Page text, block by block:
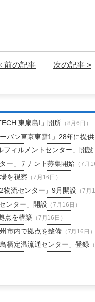
前の記事 次の記事 >
東扇島I」開所（8月6日）
バン東京東雲1」28年に提供
ィルメントセンター」開設
ー」テナント募集開始（7月
を視察 （7月16日）
流センター」9月開設 （7月
ンター」開設 （7月16日）
点を構築（7月16日）
市内で拠点を整備（7月16日）
栖定温流通センター」登録